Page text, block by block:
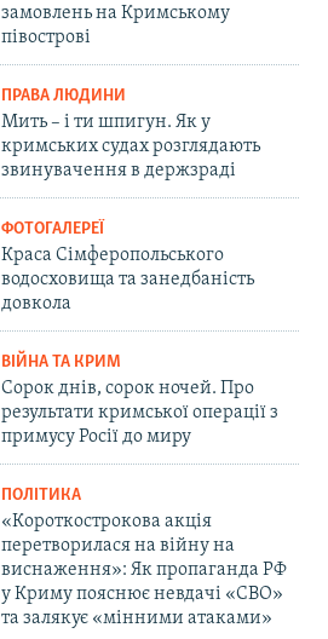
замовлень на Кримському
півострові
ПРАВА ЛЮДИНИ
Мить – і ти шпигун. Як у
кримських судах розглядають
звинувачення в держзраді
ФОТОГАЛЕРЕЇ
Краса Сімферопольського
водосховища та занедбаність
довкола
ВІЙНА ТА КРИМ
Сорок днів, сорок ночей. Про
результати кримської операції з
примусу Росії до миру
ПОЛІТИКА
«Короткострокова акція
перетворилася на війну на
виснаження»: Як пропаганда РФ
у Криму пояснює невдачі «СВО»
та залякує «мінними атаками»